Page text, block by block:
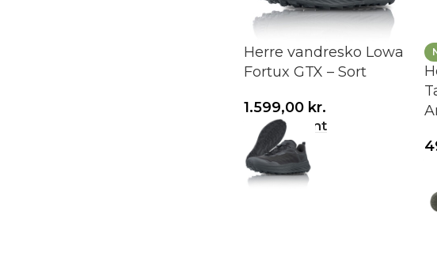
Herre vandresko Lowa
Fortux GTX – Sort
1.599,00 kr.
Vælg variant